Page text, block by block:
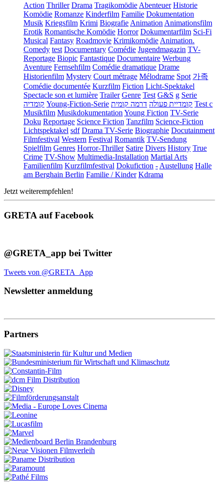
Action Thriller Drama Tragikomödie Abenteuer Historie
Komödie Romanze Kinderfilm Familie Dokumentation
Musik Kriegsfilm Krimi Biografie Animation Animationsfilm
Erotik Romantische Komödie Horror Dokumentarfilm Sci-Fi
Musical Fantasy Roadmovie Krimikomödie Animation.
Comedy test Documentary Comédie Jugendmagazin TV-
Reportage Biopic Fantastique Documentaire Werbung
Aventure Fernsehfilm Comédie dramatique Drame
Historienfilm Mystery Court métrage Mélodrame Spot 가족
Comédie documentée Kurzfilm Fiction Licht-Spektakel
Spectacle son et lumière Trailer Genre Test G&S g Serie
קומדיה Young-Fiction-Serie קומדיית פעולה דרמה קומית
Test c
Musikfilm Musikdokumentation Young Fiction TV-Serie
Doku Reportage Science Fiction Tanzfilm Science-Fiction
Lichtspektakel sdf Drama TV-Serie Biographie Docutainment
Filmfestival Western Festival Romantik TV-Sendung
Spielfilm Genres Horror-Thriller Satire Divers History True
Crime TV-Show Multimedia-Installation Martial Arts
Familienfilm Kurzfilmfestival Dokufiction - Austellung Halle
am Berghain Berlin Familie / Kinder Kdrama
Jetzt weiterempfehlen!
GRETA auf Facebook
@GRETA_app bei Twitter
Tweets von @GRETA_App
Newsletter anmeldung
Partners